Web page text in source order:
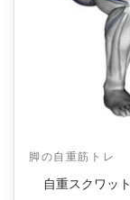
脚の自重筋トレ
自重スクワット